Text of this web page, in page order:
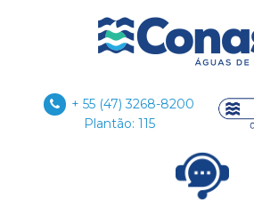
+ 55 (47) 3268-8200
Plantão: 115